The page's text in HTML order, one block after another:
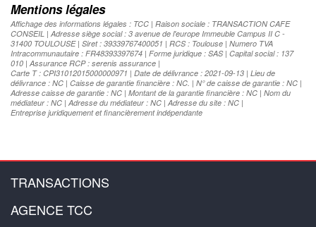
Mentions légales
Affichage des informations légales : TCC | Raison sociale : TRANSACTION CAFE
CONSEIL | Adresse siège social : 3 avenue de l'europe Immeuble Campus II C -
31400 TOULOUSE | Siret : 39339767400051 | RCS : Toulouse | Numero TVA
Intracommunautaire : FR48393397674 | Forme juridique : SAS | Capital social : 137
010 | Assurance RCP : serenis assurance |
Carte T : CPI31012015000000971 | Date de délivrance : 2021-09-13 | Lieu de
délivrance : NC | Caisse de garantie financière : NC. | N° de caisse de garantie : NC |
Adresse caisse de garantie : NC | Montant de la garantie financière : NC | Nom du
médiateur : NC | Adresse du médiateur : NC | Adresse du site : NC |
Entreprise juridiquement et financièrement indépendante
TRANSACTIONS
AGENCE TCC